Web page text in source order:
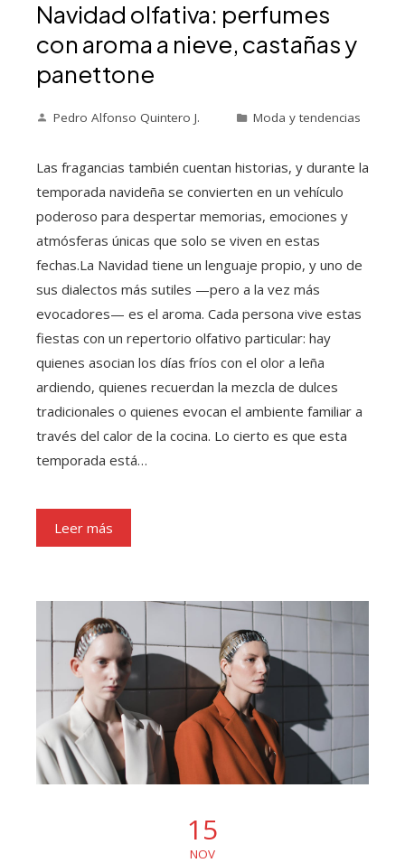
Navidad olfativa: perfumes
con aroma a nieve, castañas y
panettone
Pedro Alfonso Quintero J. Moda y tendencias
Las fragancias también cuentan historias, y durante la
temporada navideña se convierten en un vehículo
poderoso para despertar memorias, emociones y
atmósferas únicas que solo se viven en estas
fechas.La Navidad tiene un lenguaje propio, y uno de
sus dialectos más sutiles —pero a la vez más
evocadores— es el aroma. Cada persona vive estas
fiestas con un repertorio olfativo particular: hay
quienes asocian los días fríos con el olor a leña
ardiendo, quienes recuerdan la mezcla de dulces
tradicionales o quienes evocan el ambiente familiar a
través del calor de la cocina. Lo cierto es que esta
temporada está…
Leer más
15
NOV